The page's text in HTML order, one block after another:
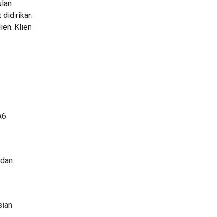
didirikan
Klien